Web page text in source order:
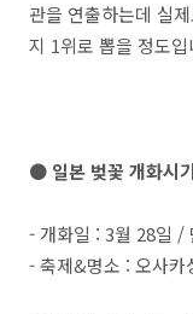
관을 연출하는데 실
지 1위로 뽑을 정도입
● 일본 벚꽃 개화시
- 개화일 : 3월 28일 /
- 축제&명소 : 오사카